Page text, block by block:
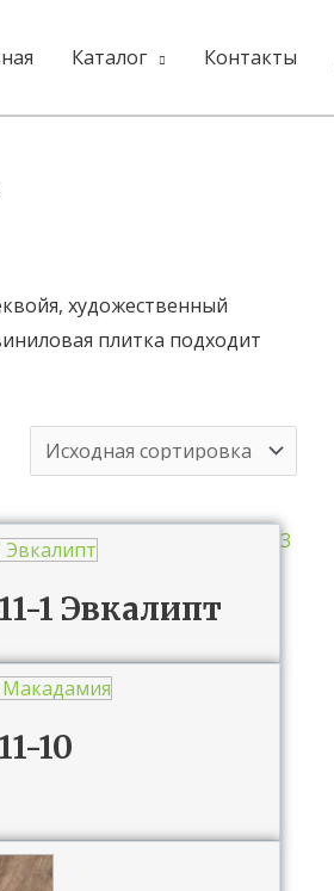
Каталог Контакты
художественный
плитка подходит
1 Эвкалипт
10
3